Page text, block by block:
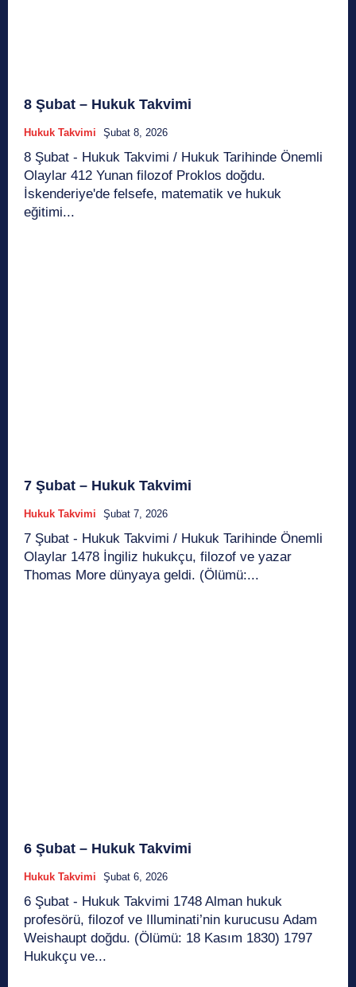
8 Şubat – Hukuk Takvimi
Hukuk Takvimi Şubat 8, 2026
8 Şubat - Hukuk Takvimi / Hukuk Tarihinde Önemli
Olaylar 412 Yunan filozof Proklos doğdu.
İskenderiye'de felsefe, matematik ve hukuk
eğitimi...
7 Şubat – Hukuk Takvimi
Hukuk Takvimi Şubat 7, 2026
7 Şubat - Hukuk Takvimi / Hukuk Tarihinde Önemli
Olaylar 1478 İngiliz hukukçu, filozof ve yazar
Thomas More dünyaya geldi. (Ölümü:...
6 Şubat – Hukuk Takvimi
Hukuk Takvimi Şubat 6, 2026
6 Şubat - Hukuk Takvimi 1748 Alman hukuk
profesörü, filozof ve Illuminati’nin kurucusu Adam
Weishaupt doğdu. (Ölümü: 18 Kasım 1830) 1797
Hukukçu ve...